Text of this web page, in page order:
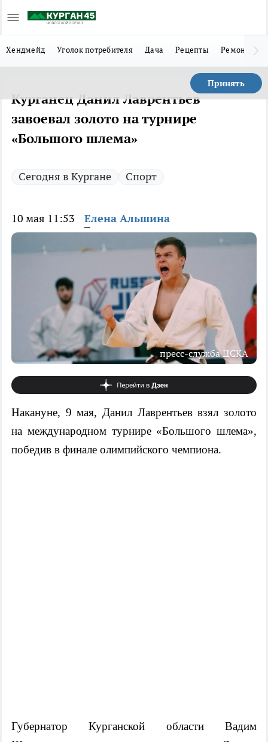
Хендмейд Уголок потребителя Дача Рецепты Ремонт
Принять
Курганец Данил Лаврентьев
завоевал золото на турнире
«Большого шлема»
Сегодня в Кургане Спорт
10 мая 11:53 Елена Альшина
пресс-служба ЦСКА
Накануне, 9 мая, Данил Лаврентьев взял золото
на международном турнире «Большого шлема»,
победив в финале олимпийского чемпиона.
Губернатор Курганской области Вадим